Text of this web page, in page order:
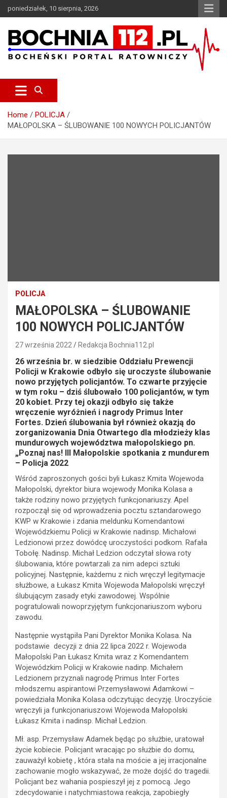
k
o
t
poniedziałek, 10 sierpnia, 2026
BOCHNIA112.pl
Home
POLICJA
MAŁOPOLSKA – ŚLUBOWANIE 100 NOWYCH POLICJANTÓW
POLICJA
MAŁOPOLSKA – ŚLUBOWANIE
100 NOWYCH POLICJANTÓW
27 września 2022 Redakcja Bochnia112.pl
26 września br. w siedzibie Oddziału Prewencji
Policji w Krakowie odbyło się uroczyste ślubowanie
nowo przyjętych policjantów. To czwarte przyjęcie
w tym roku – dziś ślubowało 100 policjantów, w tym
20 kobiet. Przy tej okazji odbyło się także
wręczenie wyróżnień i nagrody Primus Inter
Fortes. Dzień ślubowania był również okazją do
zorganizowania Dnia Otwartego dla młodzieży klas
mundurowych województwa małopolskiego pn.
„Poznaj nas! III Małopolskie spotkania z mundurem
– Policja 2022
Wśród zaproszonych gości byli Łukasz Kmita Wojewoda
Małopolski, dyrektor biura wojewody Monika Kolasa a
także rodziny nowo przyjętych funkcjonariuszy. Apel
rozpoczął się od wprowadzenia pocztu sztandarowego
KWP w Krakowie i zdania meldunku Komendantowi
Wojewódzkiemu Policji w Krakowie nadinsp. Michałowi
Ledzionowi przez dowódcę uroczystości podkom. Rafała
Tobołę. Nadinsp. Michał Ledzion odczytał słowa roty
ślubowania, które powtarzali za nim adepci sztuki
policyjnej. Następnie, każdemu z nich wręczył legitymacje
służbowe, a Łukasz Kmita Wojewoda Małopolski wręczył
ślubującym zasady etyki zawodowej. Wspólnie
pogratulowali nowoprzyjętym funkcjonariuszom wyboru
zawodu.
Następnie wystąpiła Pani Dyrektor Monika Kolasa. Na
podstawie decyzji z dnia 22 lipca 2022 r. Wojewoda
Małopolski Pan Łukasz Kmita wraz z Komendantem
Wojewódzkim Policji w Krakowie nadinp. Michałem
Ledzionem przyznali nagrodę Primus Inter Fortes
młodszemu aspirantowi Przemysławowi Adamkowi –
powiedziała Monika Kolasa odczytując decyzję. Uroczyście
wręczyli ja funkcjonariuszowi Wojewoda Małopolski
Łukasz Kmita i nadinsp. Michał Ledzion.
Mł. asp. Przemysław Adamek będąc po służbie, uratował
życie kobiecie. Policjant wracając po służbie do domu,
zauważył kobietę , która stała na moście a jej irracjonalne
zachowanie mogło wskazywać, że może dojść do tragedii.
Policjant bez wahania pospieszył jej z pomocą. Jego
zdecydowanie i natychmiastowa reakcja, zapobiegły